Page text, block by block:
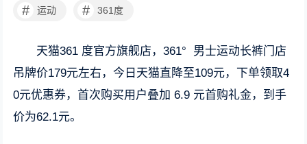
# 运动 # 361度
天猫361 度官方旗舰店，361° 男士运动长裤门店
吊牌价179元左右，今日天猫直降至109元，下单领取4
0元优惠券，首次购买用户叠加 6.9 元首购礼金，到手
价为62.1元。